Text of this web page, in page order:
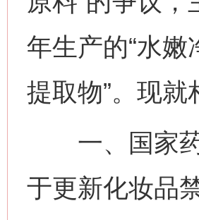
年生产的“水嫩
提取物”。现
一、国家药
于更新化妆品